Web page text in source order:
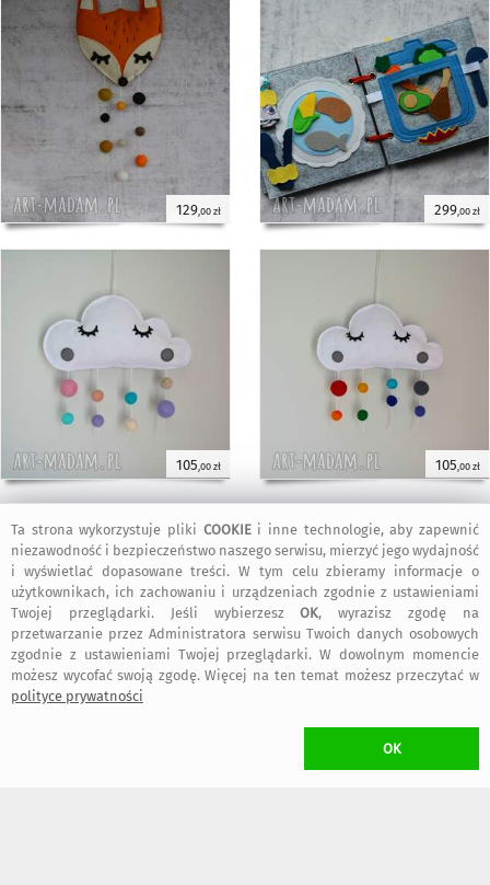
129,00 zł 299,00 zł
105 ,00 zł 105,00 zł
KOSZT TRANSPORTU
•18,00 zł(Kurier DPD)
•13,00 zł(Paczkomat inPost)
dogodny typ przesyłki wybierzesz w trakcie składania zamówienia
W przypadku zamawianiawięcej niż jednegoprzedmiotu Projektanta
Filcovnia
naliczony zostanie wyłącznie jeden koszt transportu
(przedmioty
wysłane zostaną w jednej przesyłce)
Ta strona wykorzystuje pliki COOKIEi inne technologie, aby zapewnić
niezawodność i bezpieczeństwo naszego serwisu, mierzyć jego wydajność
i wyświetlać dopasowane treści. W tym celu zbieramy informacje o
użytkownikach, ich zachowaniu i urządzeniach zgodnie z ustawieniami
Twojej przeglądarki. Jeśli wybierzeszOK, wyrazisz zgodę na
przetwarzanie przez Administratora serwisu Twoich danych osobowych
zgodnie z ustawieniami Twojej przeglądarki. W dowolnym momencie
możesz wycofać swoją zgodę. Więcej na ten temat możesz przeczytać w
polityce prywatności
OK